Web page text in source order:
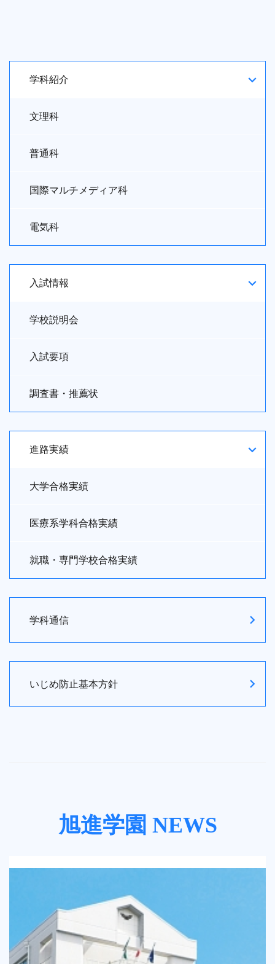
学科紹介
文理科
普通科
国際マルチメディア科
電気科
入試情報
学校説明会
入試要項
調査書・推薦状
進路実績
大学合格実績
医療系学科合格実績
就職・専門学校合格実績
学科通信
いじめ防止基本方針
旭進学園 NEWS